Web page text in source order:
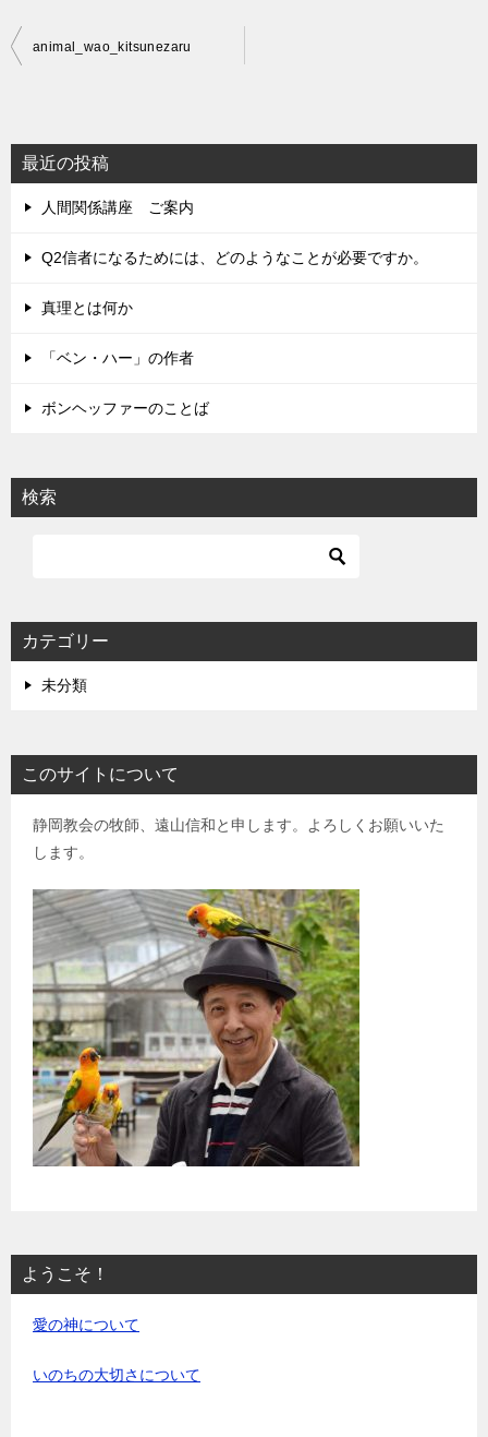
投
ビ
ゲ
ー
シ
animal_wao_kitsunezaru
最近の投稿
人間関係講座 ご案内
Q2信者になるためには、どのようなことが必要ですか。
真理とは何か
「ベン・ハー」の作者
ボンヘッファーのことば
検索
カテゴリー
未分類
このサイトについて
静岡教会の牧師、遠山信和と申します。よろしくお願いいた
します。
ようこそ！
愛の神について
いのちの大切さについて